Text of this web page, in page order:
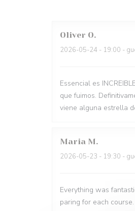
Oliver O
2026-05-24 - 19:00 -
Essencial es
que fuimos.
viene alguna estrella
Maria M
2026-05-23 - 19:30 -
Everything was
paring for each course.